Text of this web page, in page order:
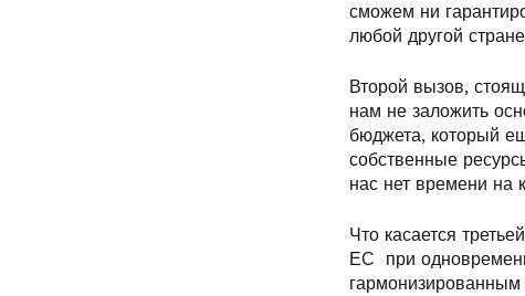
сможем ни
любой другой
Второй вызов,
нам не заложить
бюджета, который
собственные
нас нет времени на
Что касается
ЕС при